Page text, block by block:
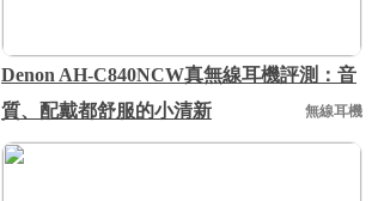
Denon AH-C840NCW真無線耳機評測：音
質、配戴都舒服的小清新
無線耳機